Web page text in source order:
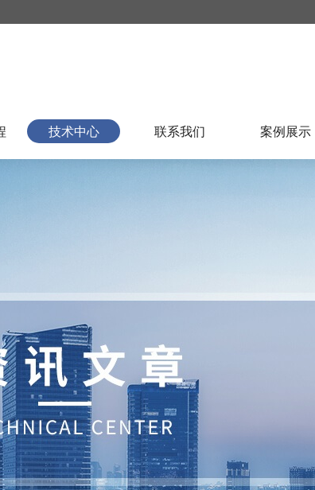
技术中心 联系我们 案例展示